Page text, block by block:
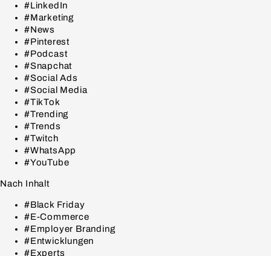
#LinkedIn
#Marketing
#News
#Pinterest
#Podcast
#Snapchat
#Social Ads
#Social Media
#TikTok
#Trending
#Trends
#Twitch
#WhatsApp
#YouTube
Nach Inhalt
#Black Friday
#E-Commerce
#Employer Branding
#Entwicklungen
#Experts